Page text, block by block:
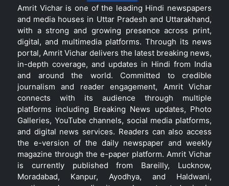
Amrit Vichar is one of the leading Hindi newspapers
and media houses in Uttar Pradesh and Uttarakhand,
with a strong and growing presence across print,
digital, and multimedia platforms. Through its news
portal, Amrit Vichar delivers the latest breaking news,
in-depth coverage, and updates in Hindi from India
and around the world. Committed to credible
journalism and reader engagement, Amrit Vichar
connects with its audience through multiple
platforms including Breaking News updates, Photo
Galleries, YouTube channels, social media platforms,
and digital news services. Readers can also access
the e-version of the daily newspaper and weekly
magazine through the e-paper platform. Amrit Vichar
is currently published from Bareilly, Lucknow,
Moradabad, Kanpur, Ayodhya, and Haldwani,